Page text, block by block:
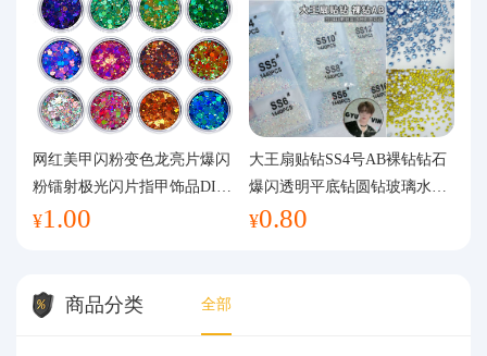
网红美甲闪粉变色龙亮片爆闪
粉镭射极光闪片指甲饰品DIY
手工流麻
¥1.00
大王扇贴钻SS4号AB裸钻钻石
爆闪透明平底钻圆钻玻璃水钻
美甲钻饰
¥0.80
商品分类 全部